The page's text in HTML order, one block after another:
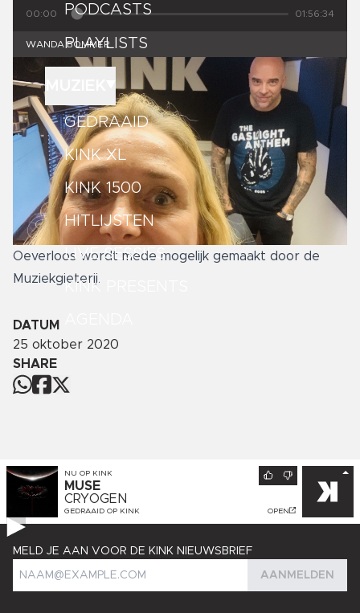
PODCASTS
PLAYLISTS
GEDRAAID
KINK XL
KINK 1500
HITLIJSTEN
LIVE SESSIES
KINK PRESENTS
00:00 01:56:34
WANDA BOMMER
Oeverloos wordt mede mogelijk gemaakt door de
Muziekgieterij.
DATUM
25 oktober 2020
SHARE
NU OP KINK
MUSE
CRYOGEN
GEDRAAID OP KINK OPEN
MELD JE AAN VOOR DE KINK NIEUWSBRIEF
AANMELDEN